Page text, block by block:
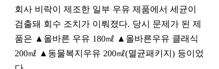
회사 비락이 제조한 일부 우유 제품에서 세균이
검출돼 회수 조치가 이뤄졌다. 당시 문제가 된 제
품은 ▲올바른 우유 180㎖ ▲올바른우유 클래식
200㎖ ▲동물복지우유 200㎖(멸균패키지) 등이었